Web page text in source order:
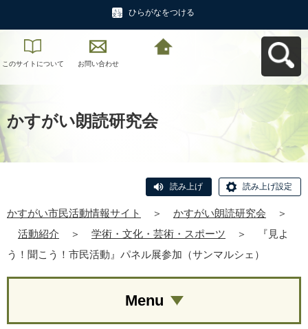
ひらがなをつける
このサイトについて お問い合わせ
かすがい朗読研究会
読み上げ 読み上げ設定
かすがい市民活動情報サイト ＞ かすがい朗読研究会
＞
活動紹介
＞ 学術・文化・芸術・スポーツ ＞
『見よ
う！聞こう！市民活動』パネル展参加（サンマルシェ）
Menu